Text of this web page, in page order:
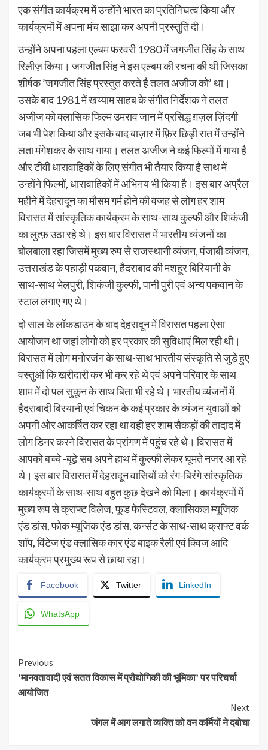
एक संगीत कार्यक्रम में उन्होंने भारत का प्रतिनिघत्व किया और
कार्यक्रमों में अपना मंच साझा कर अपनी प्रस्तुति दी।
उन्होंने अपना पहला एल्बम फरवरी 1980 में जगजीत सिंह के साथ
रिलीज़ किया। जगजीत सिंह ने इस एल्बम की रचना की थी जिसका
शीर्षक ’जगजीत सिंह प्रस्तुत करते है तलत अजीज को’ था।
उसके बाद 1981 में खय्याम साहब के संगीत निर्देशक ने तलत
अजीज को क्लासिक फिल्म उमराव जान में प्रसिद्ध ग़ज़ल ज़िंदगी
जब भी पेश किया और इसके बाद बाज़ार में फ़िर छिड़ी रात में उन्होंने
लता मंगेशकर के साथ गाया। तलत अजीज ने कई फिल्मों में गाया है
और टीवी धारावाहिकों के लिए संगीत भी तैयार किया है साथ में
उन्होंने फिल्मों, धारावाहिकों में अभिनय भी किया है। इस बार अप्रैल
महीने में देहरादून का मौसम गर्म होने की वजह से लोग हर शाम
विरासत में सांस्कृतिक कार्यक्रम के साथ-साथ कुल्फी और शिकंजी
का लुत्फ़ उठा रहे थे। इस बार विरासत में भारतीय व्यंजनों का
बोलबाला रहा जिसमें मुख्य रुप से राजस्थानी व्यंजन, पंजाबी व्यंजन,
उत्तराखंड के पहाड़ी पकवान, हैदराबाद की मशहूर बिरियानी के
साथ-साथ भेलपुरी, शिकंजी कुल्फी, पानी पुरी एवं अन्य पकवान के
स्टाल लगाए गए थे।
दो साल के लॉकडाउन के बाद देहरादून में विरासत पहला ऐसा
आयोजन था जहां लोगो को हर प्रकार की सुविधाएं मिल रही थी।
विरासत में लोग मनोरजंन के साथ-साथ भारतीय संस्कृति से जुडे़ हुए
वस्तुओं कि खरीदारी कर भी कर रहे थे एवं अपने परिवार के साथ
शाम में दो पल सुकून के साथ बिता भी रहे थे। भारतीय व्यंजनों में
हैदराबादी बिरयानी एवं चिकन के कई प्रकार के व्यंजन युवाओं को
अपनी ओर आकर्षित कर रहा था वही हर शाम सैकड़ों की तादाद में
लोग डिनर करने विरासत के प्रांगण में पहुंच रहे थे। विरासत में
आपको बच्चे -बूढ़े सब अपने हाथ में कुल्फी लेकर घूमते नजर आ रहे
थे। इस बार विरासत में देहरादून वासियों को रंग-बिरंगे सांस्कृतिक
कार्यक्रमों के साथ-साथ बहुत कुछ देखने को मिला। कार्यक्रमों में
मुख्य रूप से क्राफ्ट विलेज, फूड फेस्टिवल, क्लासिकल म्यूजिक
एंड डांस, फोक म्यूजिक एंड डांस, कर्न्सट के साथ-साथ क्राफ्ट वर्क
शॉप, विंटेज एंड क्लासिक कार एंड बाइक रैली एवं क्विज आदि
कार्यक्रम प्रमुख्य रूप से छाया रहा।
Facebook Twitter LinkedIn
WhatsApp
Continue
Reading
Previous
’मानवतावादी एवं सतत विकास में प्रौद्योगिकी की भूमिका’ पर परिचर्चा
आयोजित
Next
जंगल में आग लगाते व्यक्ति को वन कर्मियों ने दबोचा